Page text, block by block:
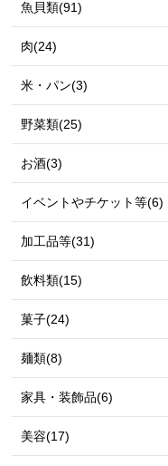
魚貝類(91)
肉(24)
米・パン(3)
野菜類(25)
お酒(3)
イベントやチケット等(6)
加工品等(31)
飲料類(15)
菓子(24)
麺類(8)
家具・装飾品(6)
美容(17)